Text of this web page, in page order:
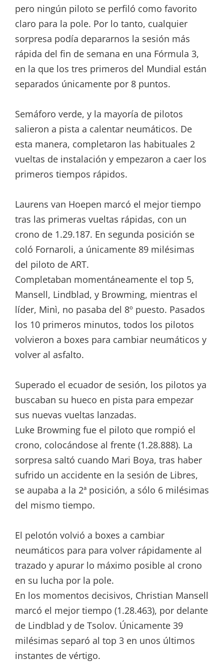
pero ningún piloto se perfiló como favorito
claro para la pole. Por lo tanto, cualquier
sorpresa podía depararnos la sesión más
rápida del fin de semana en una Fórmula 3,
en la que los tres primeros del Mundial están
separados únicamente por 8 puntos.
Semáforo verde, y la mayoría de pilotos
salieron a pista a calentar neumáticos. De
esta manera, completaron las habituales 2
vueltas de instalación y empezaron a caer los
primeros tiempos rápidos.
Laurens van Hoepen marcó el mejor tiempo
tras las primeras vueltas rápidas, con un
crono de 1.29.187. En segunda posición se
coló Fornaroli, a únicamente 89 milésimas
del piloto de ART.
Completaban momentáneamente el top 5,
Mansell, Lindblad, y Browming, mientras el
líder, Minì, no pasaba del 8º puesto. Pasados
los 10 primeros minutos, todos los pilotos
volvieron a boxes para cambiar neumáticos y
volver al asfalto.
Superado el ecuador de sesión, los pilotos ya
buscaban su hueco en pista para empezar
sus nuevas vueltas lanzadas.
Luke Browming fue el piloto que rompió el
crono, colocándose al frente (1.28.888). La
sorpresa saltó cuando Mari Boya, tras haber
sufrido un accidente en la sesión de Libres,
se aupaba a la 2ª posición, a sólo 6 milésimas
del mismo tiempo.
El pelotón volvió a boxes a cambiar
neumáticos para para volver rápidamente al
trazado y apurar lo máximo posible al crono
en su lucha por la pole.
En los momentos decisivos, Christian Mansell
marcó el mejor tiempo (1.28.463), por delante
de Lindblad y de Tsolov. Únicamente 39
milésimas separó al top 3 en unos últimos
instantes de vértigo.